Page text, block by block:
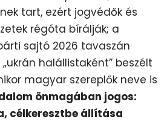
tart, ezért jogvédők és
régóta bírálják; a
sajtó 2026 tavaszán
halállistaként” beszélt
magyar szereplők neve is
önmagában jogos:
célkeresztbe állítása